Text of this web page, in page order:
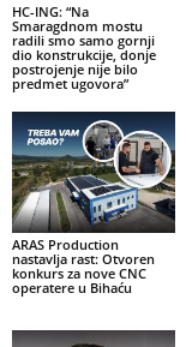
HC-ING: “Na
Smaragdnom mostu
radili smo samo gornji
dio konstrukcije, donje
postrojenje nije bilo
predmet ugovora”
ARAS Production
nastavlja rast: Otvoren
konkurs za nove CNC
operatere u Bihaću